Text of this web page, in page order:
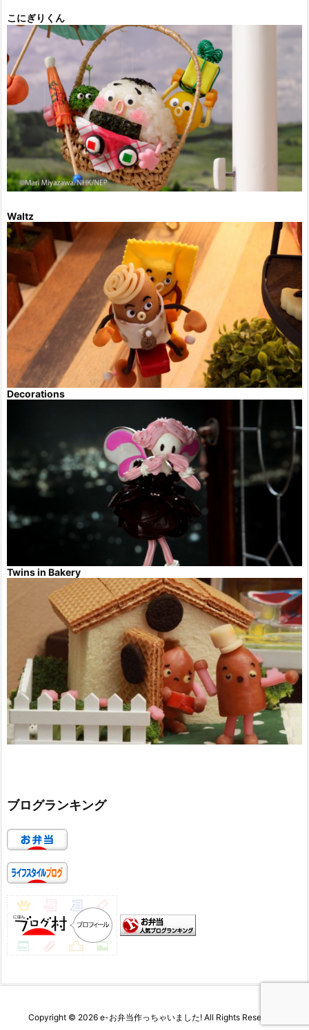
こにぎりくん
Waltz
Decorations
Twins in Bakery
ブログランキング
Copyright © 2026 e-お弁当作っちゃいました! All Rights Reserved.